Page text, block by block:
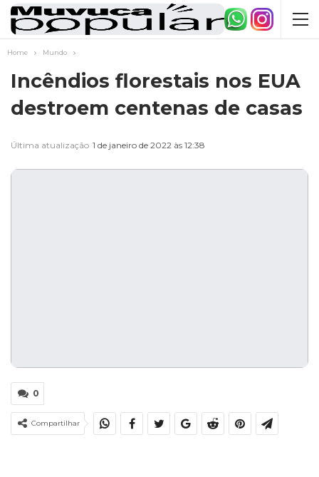
Home Mundo
Incêndios florestais nos EUA
destroem centenas de casas
Última atualização 1 de janeiro de 2022 às 12:38
0
Compartilhar